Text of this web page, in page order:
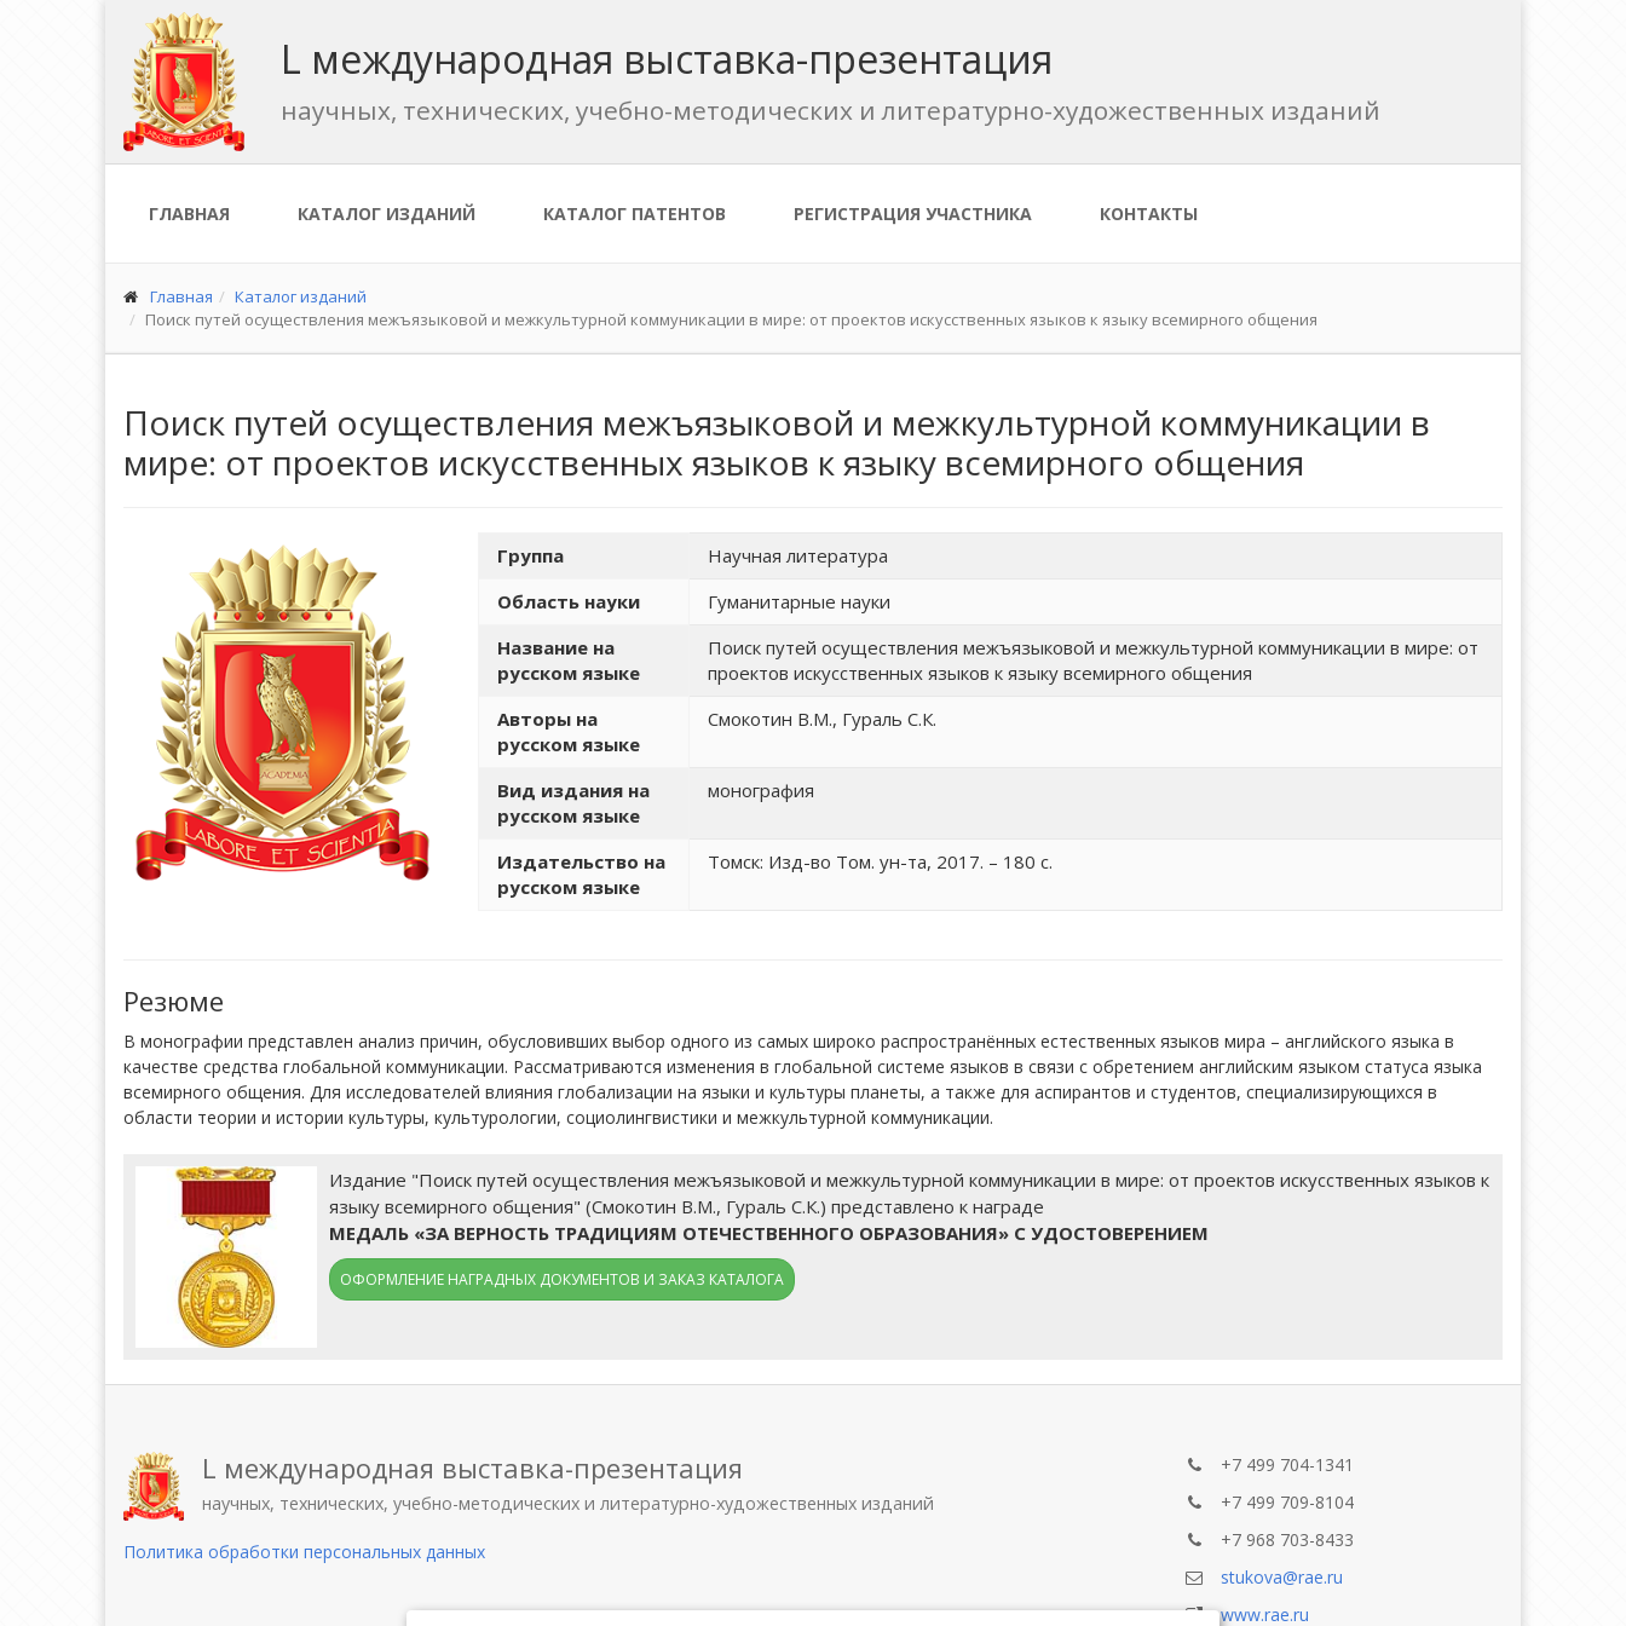
L международная выставка-презентация
научных, технических, учебно-методических и литературно-художественных изданий
ГЛАВНАЯ КАТАЛОГ ИЗДАНИЙ КАТАЛОГ ПАТЕНТОВ РЕГИСТРАЦИЯ УЧАСТНИКА КОНТАКТЫ
Главная
Каталог изданий
Поиск путей осуществления межъязыковой и межкультурной коммуникации в мире: от проектов искусственных языков к языку всемирного общения
Поиск путей осуществления межъязыковой и межкультурной коммуникации в
мире: от проектов искусственных языков к языку всемирного общения
Группа
Научная литература
Область науки
Гуманитарные науки
Название на
русском языке
Поиск путей осуществления межъязыковой и межкультурной коммуникации в мире: от
проектов искусственных языков к языку всемирного общения
Авторы на
русском языке
Смокотин В.М., Гураль С.К.
Вид издания на
русском языке
монография
Издательство на
русском языке
Томск: Изд-во Том. ун-та, 2017. – 180 с.
Резюме
В монографии представлен анализ причин, обусловивших выбор одного из самых широко распространённых естественных языков мира – английского языка в
качестве средства глобальной коммуникации. Рассматриваются изменения в глобальной системе языков в связи с обретением английским языком статуса языка
всемирного общения. Для исследователей влияния глобализации на языки и культуры планеты, а также для аспирантов и студентов, специализирующихся в
области теории и истории культуры, культурологии, социолингвистики и межкультурной коммуникации.
Издание "Поиск путей осуществления межъязыковой и межкультурной коммуникации в мире: от проектов искусственных языков к
языку всемирного общения" (Смокотин В.М., Гураль С.К.) представлено к награде
МЕДАЛЬ «ЗА ВЕРНОСТЬ ТРАДИЦИЯМ ОТЕЧЕСТВЕННОГО ОБРАЗОВАНИЯ» С УДОСТОВЕРЕНИЕМ
ОФОРМЛЕНИЕ НАГРАДНЫХ ДОКУМЕНТОВ И ЗАКАЗ КАТАЛОГА
L международная выставка-презентация
научных, технических, учебно-методических и литературно-художественных изданий
Политика обработки персональных данных
+7 499 704-1341
+7 499 709-8104
+7 968 703-8433
stukova@rae.ru
www.rae.ru